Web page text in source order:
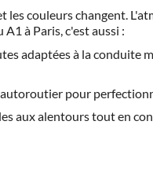
les couleurs changent.
à Paris, c'est aussi :
adaptées à la conduite
pour
aux alentours tout en